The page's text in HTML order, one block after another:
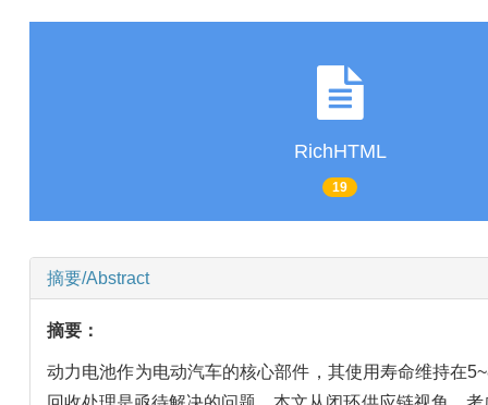
RichHTML
19
摘要/Abstract
摘要：
动力电池作为电动汽车的核心部件，其使用寿命维持在